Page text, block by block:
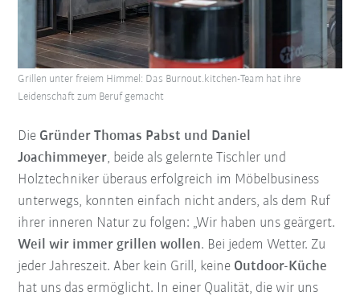
Die Gründer Thomas Pabst und Daniel
Joachimmeyer, beide als gelernte Tischler und
Holztechniker überaus erfolgreich im Möbelbusiness
unterwegs, konnten einfach nicht anders, als dem Ruf
ihrer inneren Natur zu folgen: „Wir haben uns geärgert.
Weil wir immer grillen wollen. Bei jedem Wetter. Zu
jeder Jahreszeit. Aber kein Grill, keine Outdoor-Küche
hat uns das ermöglicht. In einer Qualität, die wir uns
Grillen unter freiem Himmel: Das Burnout.kitchen-Team hat ihre
Leidenschaft zum Beruf gemacht